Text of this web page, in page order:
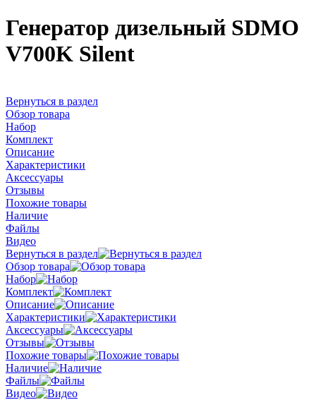
Генератор дизельный SDMO
V700K Silent
Вернуться в раздел
Обзор товара
Набор
Комплект
Описание
Характеристики
Аксессуары
Отзывы
Похожие товары
Наличие
Файлы
Видео
Вернуться в раздел
Обзор товара
Набор
Комплект
Описание
Характеристики
Аксессуары
Отзывы
Похожие товары
Наличие
Файлы
Видео